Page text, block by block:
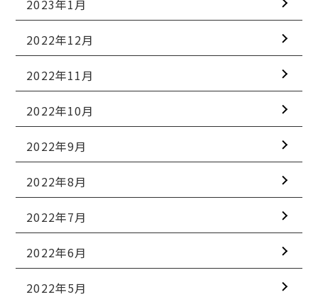
2023年1月
2022年12月
2022年11月
2022年10月
2022年9月
2022年8月
2022年7月
2022年6月
2022年5月